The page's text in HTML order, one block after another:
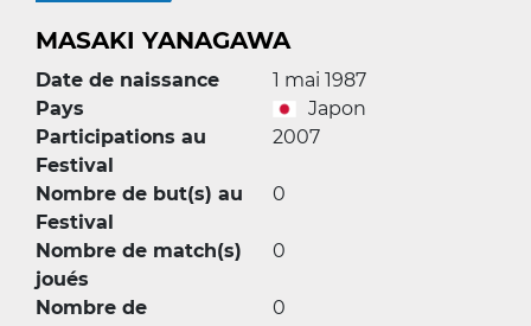
MASAKI YANAGAWA
Date de naissance
1 mai 1987
Pays
Japon
Participations au
Festival
2007
Nombre de but(s) au
Festival
0
Nombre de match(s)
joués
0
Nombre de
0